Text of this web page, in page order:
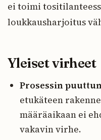
ei toimi
loukkausharjoitus
Yleiset virheet
Prosessin
etukäteen
määräaikaan ei
vakavin virhe.